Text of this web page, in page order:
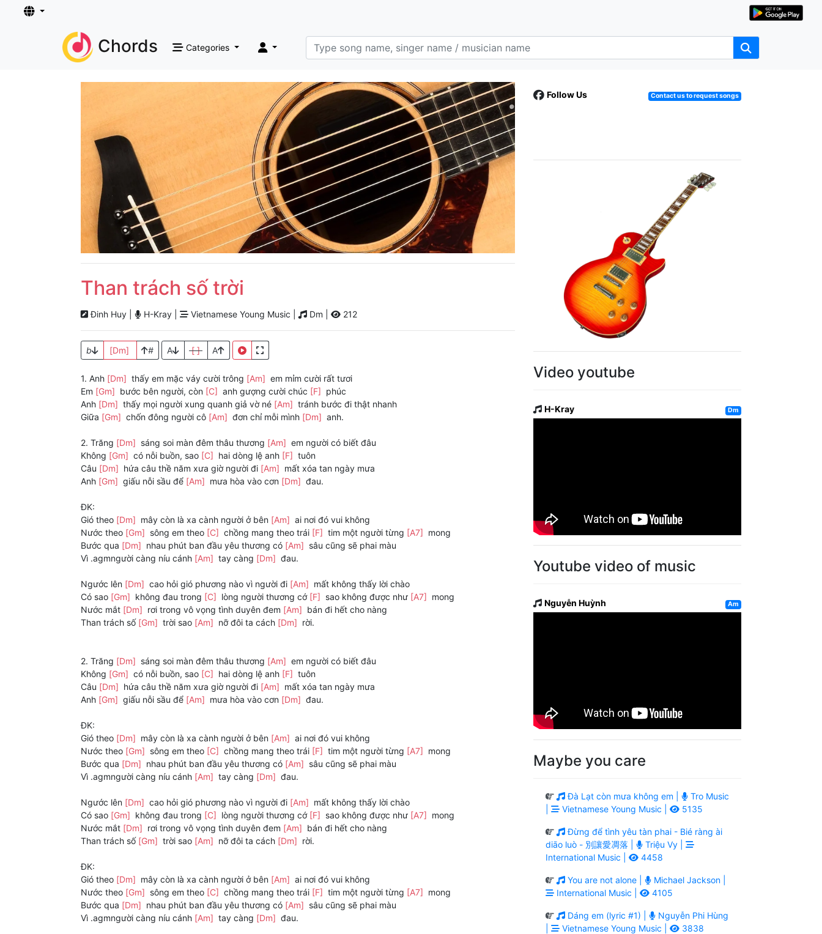
Chords Categories
Than trách số trời
Đinh Huy | H-Kray | Vietnamese Young Music | Dm | 212
b [Dm] # A [ ] A
1. Anh [Dm] thấy em mặc váy cười trông [Am] em mỉm cười rất tươi
Em [Gm] bước bên người, còn [C] anh gượng cười chúc [F] phúc
Anh [Dm] thấy mọi người xung quanh giả vờ né [Am] tránh bước đi thật nhanh
Giữa [Gm] chốn đông người cô [Am] đơn chỉ mỗi mình [Dm] anh.
2. Trăng [Dm] sáng soi màn đêm thâu thương [Am] em người có biết đâu
Không [Gm] có nỗi buồn, sao [C] hai dòng lệ anh [F] tuôn
Câu [Dm] hứa câu thề năm xưa giờ người đi [Am] mất xóa tan ngày mưa
Anh [Gm] giấu nỗi sầu để [Am] mưa hòa vào cơn [Dm] đau.
ĐK:
Gió theo [Dm] mây còn là xa cành người ở bên [Am] ai nơi đó vui không
Nước theo [Gm] sông em theo [C] chồng mang theo trái [F] tim một người từng [A7] mong
Bước qua [Dm] nhau phút ban đầu yêu thương có [Am] sâu cũng sẽ phai màu
Vì .agmngười càng níu cánh [Am] tay càng [Dm] đau.
Ngước lên [Dm] cao hỏi gió phương nào vì người đi [Am] mất không thấy lời chào
Có sao [Gm] không đau trong [C] lòng người thương cớ [F] sao không được như [A7] mong
Nước mắt [Dm] rơi trong vô vọng tình duyên đem [Am] bán đi hết cho nàng
Than trách số [Gm] trời sao [Am] nỡ đôi ta cách [Dm] rời.
2. Trăng [Dm] sáng soi màn đêm thâu thương [Am] em người có biết đâu
Không [Gm] có nỗi buồn, sao [C] hai dòng lệ anh [F] tuôn
Câu [Dm] hứa câu thề năm xưa giờ người đi [Am] mất xóa tan ngày mưa
Anh [Gm] giấu nỗi sầu để [Am] mưa hòa vào cơn [Dm] đau.
ĐK:
Gió theo [Dm] mây còn là xa cành người ở bên [Am] ai nơi đó vui không
Nước theo [Gm] sông em theo [C] chồng mang theo trái [F] tim một người từng [A7] mong
Bước qua [Dm] nhau phút ban đầu yêu thương có [Am] sâu cũng sẽ phai màu
Vì .agmngười càng níu cánh [Am] tay càng [Dm] đau.
Ngước lên [Dm] cao hỏi gió phương nào vì người đi [Am] mất không thấy lời chào
Có sao [Gm] không đau trong [C] lòng người thương cớ [F] sao không được như [A7] mong
Nước mắt [Dm] rơi trong vô vọng tình duyên đem [Am] bán đi hết cho nàng
Than trách số [Gm] trời sao [Am] nỡ đôi ta cách [Dm] rời.
ĐK:
Gió theo [Dm] mây còn là xa cành người ở bên [Am] ai nơi đó vui không
Nước theo [Gm] sông em theo [C] chồng mang theo trái [F] tim một người từng [A7] mong
Bước qua [Dm] nhau phút ban đầu yêu thương có [Am] sâu cũng sẽ phai màu
Vì .agmngười càng níu cánh [Am] tay càng [Dm] đau.
Follow Us Contact us to request songs
Video youtube
H-Kray Dm
Youtube video of music
Nguyễn Huỳnh Am
Maybe you care
Đà Lạt còn mưa không em |
Tro Music
Vietnamese Young Music | 5135
Đừng để tình yêu tàn phai - Bié ràng ài
diāo luò - 別讓愛凋落 |
Triệu Vy |
International Music |
4458
You are not alone |
Michael Jackson |
International Music |
4105
Dáng em (lyric #1) |
Nguyễn Phi Hùng
Vietnamese Young Music | 3838